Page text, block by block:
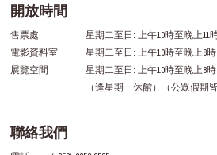
開放時間
售票處
星期二至日: 上午10時至晚上11
電影資料室
星期二至日: 上午10時至晚上8時
展覽空間
星期二至日: 上午10時至晚上8時
（逢星期一休館）（公眾假期
聯絡我們